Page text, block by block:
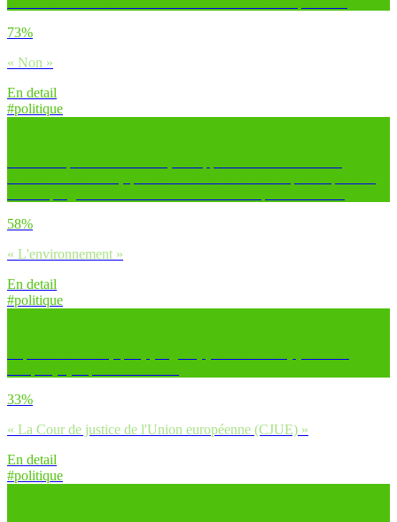
73%
« Non »
En detail
#politique
58%
« L'environnement »
En detail
#politique
33%
« La Cour de justice de l'Union européenne (CJUE) »
En detail
#politique